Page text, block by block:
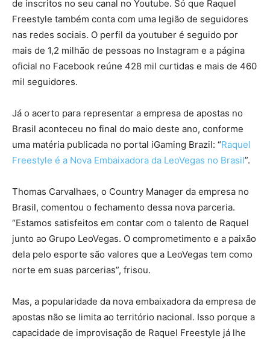
de inscritos no seu canal no Youtube. Só que Raquel
Freestyle também conta com uma legião de seguidores
nas redes sociais. O perfil da youtuber é seguido por
mais de 1,2 milhão de pessoas no Instagram e a página
oficial no Facebook reúne 428 mil curtidas e mais de 460
mil seguidores.
Já o acerto para representar a empresa de apostas no
Brasil aconteceu no final do maio deste ano, conforme
uma matéria publicada no portal iGaming Brazil: “Raquel
Freestyle é a Nova Embaixadora da LeoVegas no Brasil”.
Thomas Carvalhaes, o Country Manager da empresa no
Brasil, comentou o fechamento dessa nova parceria.
“Estamos satisfeitos em contar com o talento de Raquel
junto ao Grupo LeoVegas. O comprometimento e a paixão
dela pelo esporte são valores que a LeoVegas tem como
norte em suas parcerias”, frisou.
Mas, a popularidade da nova embaixadora da empresa de
apostas não se limita ao território nacional. Isso porque a
capacidade de improvisação de Raquel Freestyle já lhe